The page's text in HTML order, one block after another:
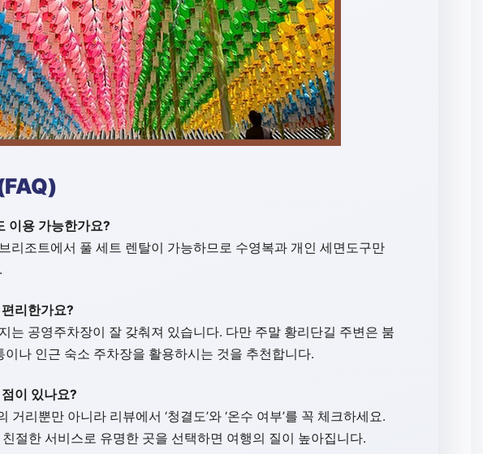
이용 가능한가요?
리조트에서 풀 세트 렌탈이 가능하므로 수영복과 개인 세면도구만
리한가요?
는 공영주차장이 잘 갖춰져 있습니다. 다만 주말 황리단길 주변은 붐
이나 인근 숙소 주차장을 활용하시는 것을 추천합니다.
이 있나요?
거리뿐만 아니라 리뷰에서 ‘청결도’와 ‘온수 여부’를 꼭 체크하세요.
친절한 서비스로 유명한 곳을 선택하면 여행의 질이 높아집니다.